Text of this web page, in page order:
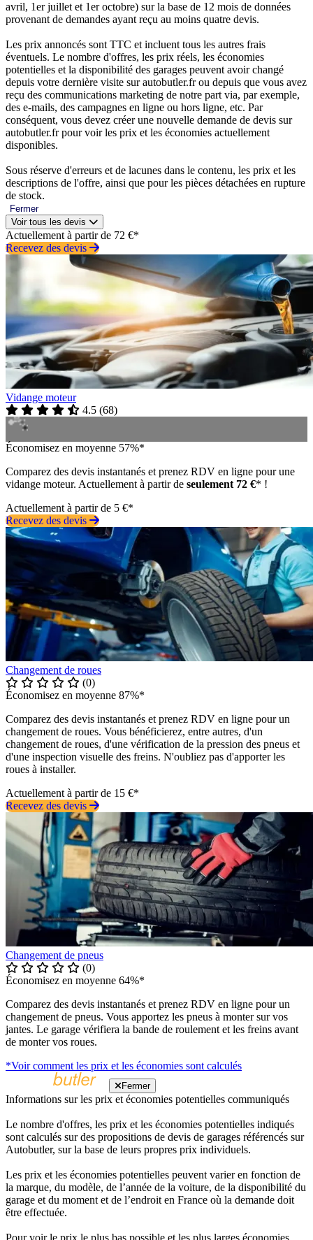
avril, 1er juillet et 1er octobre) sur la base de 12 mois de données
provenant de demandes ayant reçu au moins quatre devis.
Les prix annoncés sont TTC et incluent tous les autres frais
éventuels. Le nombre d'offres, les prix réels, les économies
potentielles et la disponibilité des garages peuvent avoir changé
depuis votre dernière visite sur autobutler.fr ou depuis que vous avez
reçu des communications marketing de notre part via, par exemple,
des e-mails, des campagnes en ligne ou hors ligne, etc. Par
conséquent, vous devez créer une nouvelle demande de devis sur
autobutler.fr pour voir les prix et les économies actuellement
disponibles.
Sous réserve d'erreurs et de lacunes dans le contenu, les prix et les
descriptions de l'offre, ainsi que pour les pièces détachées en rupture
de stock.
Fermer
Voir tous les devis
Actuellement à partir de 72 €*
Recevez des devis
Vidange moteur
4.5 (68)
Économisez en moyenne 57%*
Comparez des devis instantanés et prenez RDV en ligne pour une
vidange moteur. Actuellement à partir de seulement 72 €* !
Actuellement à partir de 5 €*
Recevez des devis
Changement de roues
(0)
Économisez en moyenne 87%*
Comparez des devis instantanés et prenez RDV en ligne pour un
changement de roues. Vous bénéficierez, entre autres, d'un
changement de roues, d'une vérification de la pression des pneus et
d'une inspection visuelle des freins. N'oubliez pas d'apporter les
roues à installer.
Actuellement à partir de 15 €*
Recevez des devis
Changement de pneus
(0)
Économisez en moyenne 64%*
Comparez des devis instantanés et prenez RDV en ligne pour un
changement de pneus. Vous apportez les pneus à monter sur vos
jantes. Le garage vérifiera la bande de roulement et les freins avant
de monter vos roues.
*Voir comment les prix et les économies sont calculés
Fermer
Informations sur les prix et économies potentielles communiqués
Le nombre d'offres, les prix et les économies potentielles indiqués
sont calculés sur des propositions de devis de garages référencés sur
Autobutler, sur la base de leurs propres prix individuels.
Les prix et les économies potentielles peuvent varier en fonction de
la marque, du modèle, de l’année de la voiture, de la disponibilité du
garage et du moment et de l’endroit en France où la demande doit
être effectuée.
Pour voir le prix le plus bas possible et les plus larges économies